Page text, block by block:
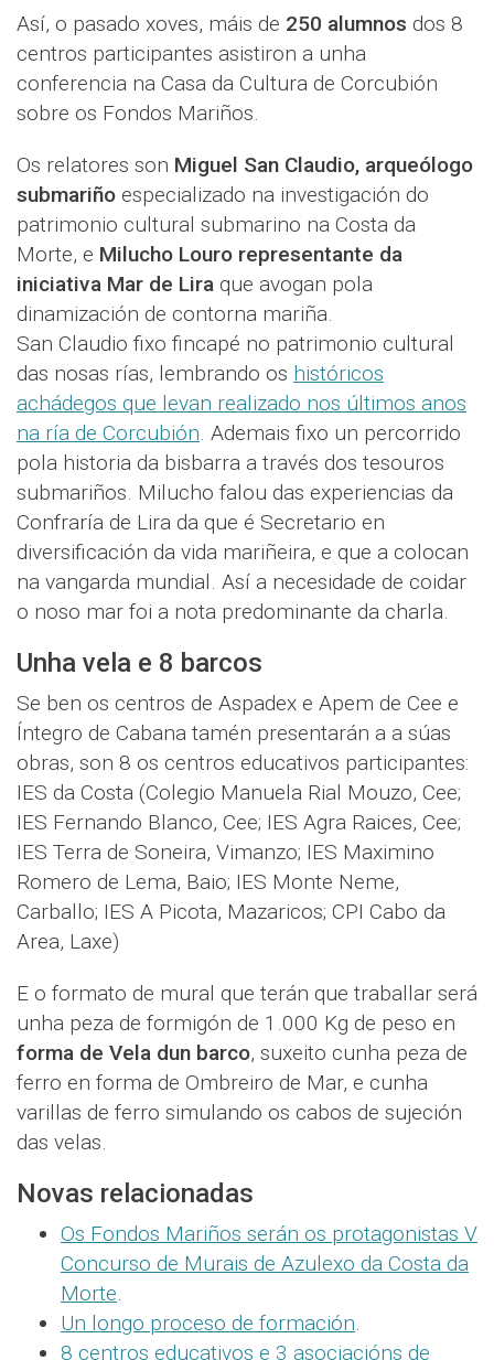
Así, o pasado xoves, máis de 250 alumnos dos 8
centros participantes asistiron a unha
conferencia na Casa da Cultura de Corcubión
sobre os Fondos Mariños.
Os relatores son Miguel San Claudio, arqueólogo
submariño especializado na investigación do
patrimonio cultural submarino na Costa da
Morte, e Milucho Louro representante da
iniciativa Mar de Lira que avogan pola
dinamización de contorna mariña.
San Claudio fixo fincapé no patrimonio cultural
das nosas rías, lembrando os históricos
achádegos que levan realizado nos últimos anos
na ría de Corcubión. Ademais fixo un percorrido
pola historia da bisbarra a través dos tesouros
submariños. Milucho falou das experiencias da
Confraría de Lira da que é Secretario en
diversificación da vida mariñeira, e que a colocan
na vangarda mundial. Así a necesidade de coidar
o noso mar foi a nota predominante da charla.
Unha vela e 8 barcos
Se ben os centros de Aspadex e Apem de Cee e
Íntegro de Cabana tamén presentarán a a súas
obras, son 8 os centros educativos participantes:
IES da Costa (Colegio Manuela Rial Mouzo, Cee;
IES Fernando Blanco, Cee; IES Agra Raices, Cee;
IES Terra de Soneira, Vimanzo; IES Maximino
Romero de Lema, Baio; IES Monte Neme,
Carballo; IES A Picota, Mazaricos; CPI Cabo da
Area, Laxe)
E o formato de mural que terán que traballar será
unha peza de formigón de 1.000 Kg de peso en
forma de Vela dun barco, suxeito cunha peza de
ferro en forma de Ombreiro de Mar, e cunha
varillas de ferro simulando os cabos de sujeción
das velas.
Novas relacionadas
Os Fondos Mariños serán os protagonistas V
Concurso de Murais de Azulexo da Costa da
Morte.
Un longo proceso de formación.
8 centros educativos e 3 asociacións de